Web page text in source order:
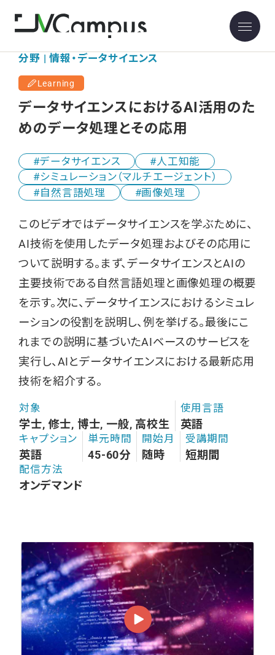
分野 | 情報・データサイエンス
Learning
データサイエンスにおけるAI活用のた
めのデータ処理とその応用
データサイエンス
人工知能
シミュレーション（マルチエージェント）
自然言語処理
画像処理
このビデオではデータサイエンスを学ぶために、
AI技術を使用したデータ処理およびその応用に
ついて説明する。まず、データサイエンスとAIの
主要技術である自然言語処理と画像処理の概要
を示す。次に、データサイエンスにおけるシミュレ
ーションの役割を説明し、例を挙げる。最後にこ
れまでの説明に基づいたAIベースのサービスを
実行し、AIとデータサイエンスにおける最新応用
技術を紹介する。
対象
学士, 修士, 博士, 一般, 高校生
使用言語
英語
キャプション
英語
単元時間
45-60分
開始月
随時
受講期間
短期間
配信方法
オンデマンド